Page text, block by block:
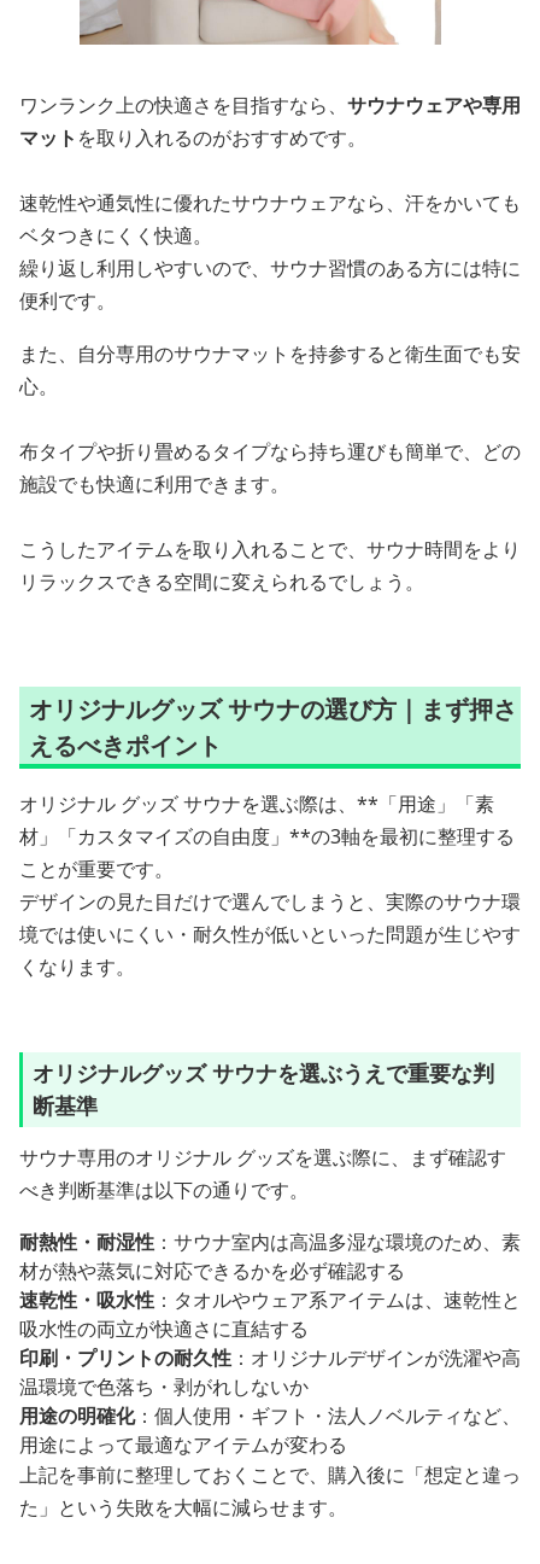
ワンランク上の快適さを目指すなら、 サウナウェアや専用
マット を取り入れるのがおすすめです。
速乾性や通気性に優れたサウナウェアなら、汗をかいても
ベタつきにくく快適。
繰り返し利用しやすいので、サウナ習慣のある方には特に
便利です。
また、自分専用のサウナマットを持参すると衛生面でも安
心。
布タイプや折り畳めるタイプなら持ち運びも簡単で、どの
施設でも快適に利用できます。
こうしたアイテムを取り入れることで、サウナ時間をより
リラックスできる空間に変えられるでしょう。
オリジナルグッズ サウナの選び方｜まず押さ
えるべきポイント
オリジナル グッズ サウナを選ぶ際は、**「用途」「素
材」「カスタマイズの自由度」**の3軸を最初に整理する
ことが重要です。
デザインの見た目だけで選んでしまうと、実際のサウナ環
境では使いにくい・耐久性が低いといった問題が生じやす
くなります。
オリジナルグッズ サウナを選ぶうえで重要な判
断基準
サウナ専用のオリジナル グッズを選ぶ際に、まず確認す
べき判断基準は以下の通りです。
耐熱性・耐湿性 ：サウナ室内は高温多湿な環境のため、素
材が熱や蒸気に対応できるかを必ず確認する
速乾性・吸水性 ：タオルやウェア系アイテムは、速乾性と
吸水性の両立が快適さに直結する
印刷・プリントの耐久性 ：オリジナルデザインが洗濯や高
温環境で色落ち・剥がれしないか
用途の明確化：個人使用・ギフト・法人ノベルティなど、
用途によって最適なアイテムが変わる
上記を事前に整理しておくことで、購入後に「想定と違っ
た」という失敗を大幅に減らせます。